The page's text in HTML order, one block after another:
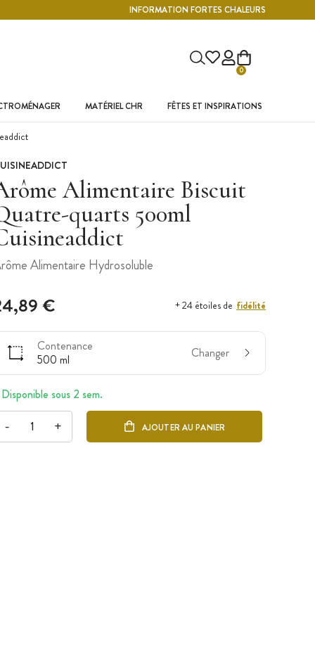
INFORMATION FORTES CHALEURS
0
MATÉRIEL CHR FÊTES ET INSPIRATIONS
Alimentaire Biscuit
quarts 500ml
Alimentaire Hydrosoluble
€ + 24 étoiles de fidélité
Contenance
500 ml
Changer
Disponible sous 2 sem.
- + AJOUTER AU PANIER